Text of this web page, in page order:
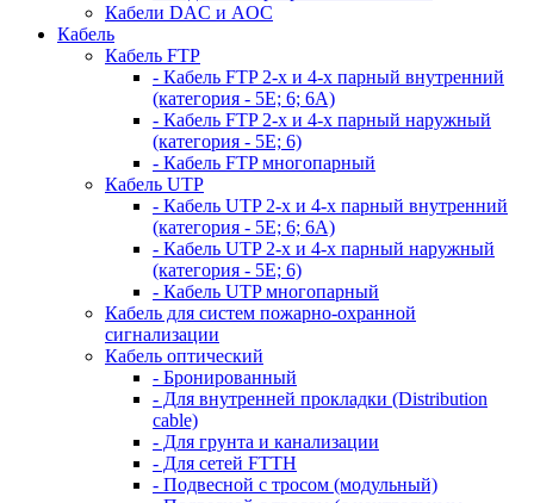
Кабели DAC и AOC
Кабель
Кабель FTP
- Кабель FTP 2-х и 4-х парный внутренний
(категория - 5Е; 6; 6А)
- Кабель FTP 2-х и 4-х парный наружный
(категория - 5Е; 6)
- Кабель FTP многопарный
Кабель UTP
- Кабель UTP 2-х и 4-х парный внутренний
(категория - 5Е; 6; 6А)
- Кабель UTP 2-х и 4-х парный наружный
(категория - 5Е; 6)
- Кабель UTP многопарный
Кабель для систем пожарно-охранной
сигнализации
Кабель оптический
- Бронированный
- Для внутренней прокладки (Distribution
cable)
- Для грунта и канализации
- Для сетей FTTH
- Подвесной с тросом (модульный)